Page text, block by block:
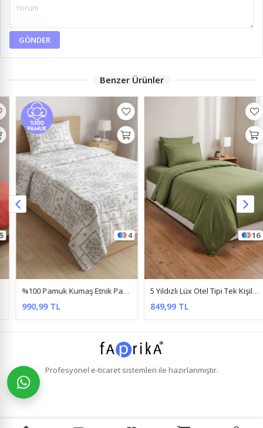
GÖNDER
Benzer Ürünler
4
%100 Pamuk Kumaş Etnik Papatya Desen Tek Kişilik Nevresim Takımı Gri
990,99 TL
16
5 Yıldızlı Lüx Otel Tipi Tek Kişilik Lastikli Çizgili Pamuk Saten Nevresim Takımı Haki
849,99 TL
Profesyonel e-ticaretsistemleri ile hazırlanmıştır.